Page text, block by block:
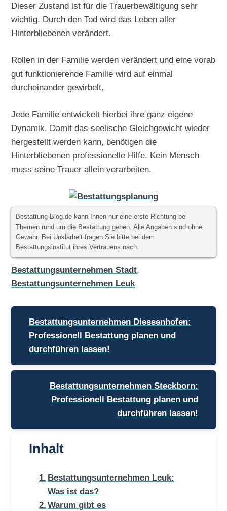
Dieser Zustand ist für die Trauerbewältigung sehr
wichtig. Durch den Tod wird das Leben aller
Hinterbliebenen verändert.
Rollen in der Familie werden verändert und eine vorab
gut funktionierende Familie wird auf einmal
durcheinander gewirbelt.
Jede Familie entwickelt hierbei ihre ganz eigene
Dynamik. Damit das seelische Gleichgewicht wieder
hergestellt werden kann, benötigen die
Hinterbliebenen professionelle Hilfe. Kein Mensch
muss seine Trauer allein verarbeiten.
Bestattung-Blog.de kann Ihnen nur eine erste Richtung bei
Themen rund um die Bestattung geben. Alle Angaben sind ohne
Gewähr. Bei Unklarheit fragen Sie bitte bei dem
Bestattungsinstitut ihres Vertrauens nach.
Bestattungsunternehmen Stadt,
Bestattungsunternehmen Leuk
Beitragsnavigation
Bestattungsunternehmen Diessenhofen:
Professionell Bestattung planen und
durchführen lassen!
Bestattungsunternehmen Steckborn:
Professionell Bestattung planen und
durchführen lassen!
Inhalt
Bestattungsunternehmen Leuk:
Was ist das?
Warum gibt es